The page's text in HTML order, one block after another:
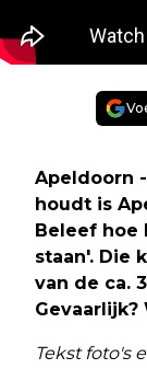
Apeldoorn
houdt is
Beleef hoe
staan'. Die
van de ca.
Gevaarlijk?
Tekst foto's